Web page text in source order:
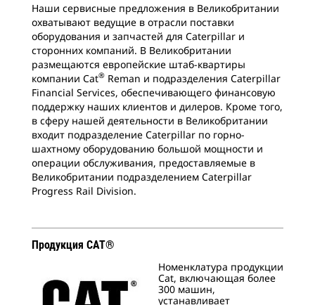
Наши сервисные предложения в Великобритании
охватывают ведущие в отрасли поставки
оборудования и запчастей для Caterpillar и
сторонних компаний. В Великобритании
размещаются европейские штаб-квартиры
компании Cat® Reman и подразделения Caterpillar
Financial Services, обеспечивающего финансовую
поддержку наших клиентов и дилеров. Кроме того,
в сферу нашей деятельности в Великобритании
входит подразделение Caterpillar по горно-
шахтному оборудованию большой мощности и
операции обслуживания, предоставляемые в
Великобритании подразделением Caterpillar
Progress Rail Division.
Продукция CAT®
Номенклатура продукции
Cat, включающая более
300 машин,
устанавливает